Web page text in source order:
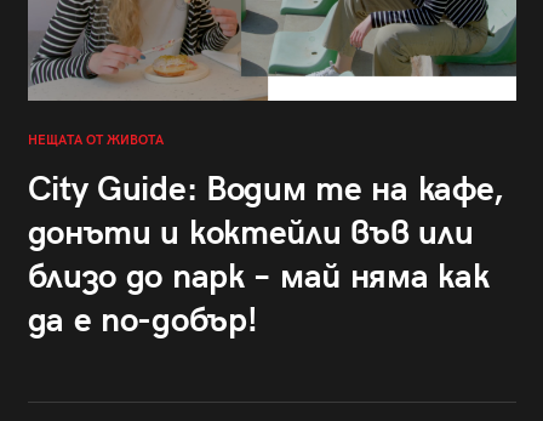
НЕЩАТА ОТ ЖИВОТА
City Guide: Водим те на кафе,
донъти и коктейли във или
близо до парк – май няма как
да е по-добър!